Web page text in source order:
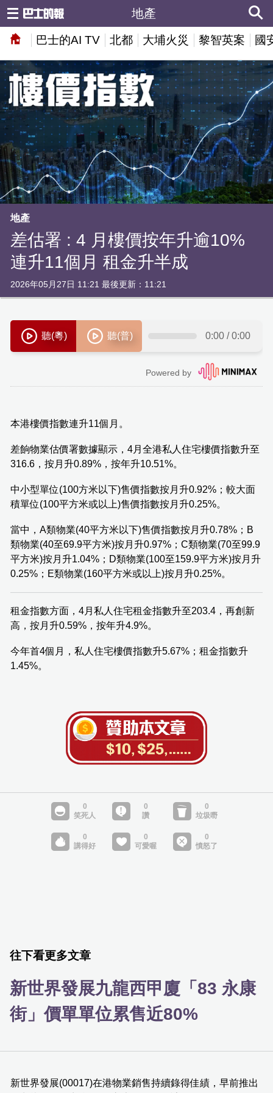
巴士的AI TV 北都 大埔火災 黎智英案 國
地產
地產
差估署 : 4 月樓價按年升逾10%
連升11個月 租金升半成
2026年05月27日 11:21 最後更新：11:21
本港樓價指數連升11個月。
差餉物業估價署數據顯示，4月全港私人住宅樓價指數升至
316.6，按月升0.89%，按年升10.51%。
中小型單位(100方米以下)售價指數按月升0.92%；較大面
積單位(100平方米或以上)售價指數按月升0.25%。
當中，A類物業(40平方米以下)售價指數按月升0.78%；B
類物業(40至69.9平方米)按月升0.97%；C類物業(70至99.9
平方米)按月升1.04%；D類物業(100至159.9平方米)按月升
0.25%；E類物業(160平方米或以上)按月升0.25%。
租金指數方面，4月私人住宅租金指數升至203.4，再創新
高，按月升0.59%，按年升4.9%。
今年首4個月，私人住宅樓價指數升5.67%；租金指數升
1.45%。
往下看更多文章
新世界發展九龍西甲廈「83 永康
街」價單單位累售近80%
新世界發展(00017)在港物業銷售持續錄得佳績，早前推出